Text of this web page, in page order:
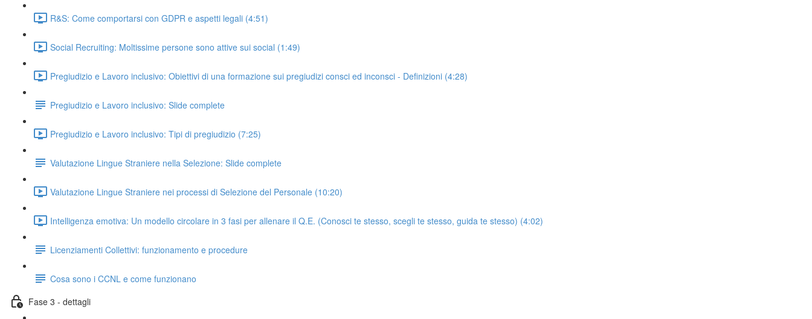
R&S: Come comportarsi con GDPR e aspetti legali (4:51)
Social Recruiting: Moltissime persone sono attive sui social (1:49)
Pregiudizio e Lavoro inclusivo: Obiettivi di una formazione sui pregiudizi consci ed inconsci - Definizioni (4:28)
Pregiudizio e Lavoro inclusivo: Slide complete
Pregiudizio e Lavoro inclusivo: Tipi di pregiudizio (7:25)
Valutazione Lingue Straniere nella Selezione: Slide complete
Valutazione Lingue Straniere nei processi di Selezione del Personale (10:20)
Intelligenza emotiva: Un modello circolare in 3 fasi per allenare il Q.E. (Conosci te stesso, scegli te stesso, guida te stesso) (4:02)
Licenziamenti Collettivi: funzionamento e procedure
Cosa sono i CCNL e come funzionano
Fase 3 - dettagli